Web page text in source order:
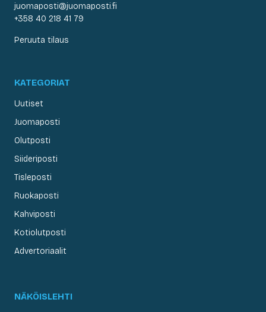
juomaposti@juomaposti.fi
+358 40 218 41 79
Peruuta tilaus
KATEGORIAT
Uutiset
Juomaposti
Olutposti
Siideriposti
Tisleposti
Ruokaposti
Kahviposti
Kotiolutposti
Advertoriaalit
NÄKÖISLEHTI